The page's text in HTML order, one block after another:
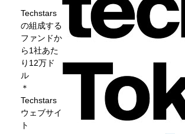
Techstars
の組成する
ファンドか
ら1社あた
り12万ド
ル
＊
Techstars
ウェブサイ
ト